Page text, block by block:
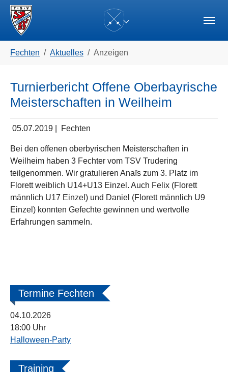
Skip to main navigation
Zum Hauptinhalt springen
Skip to page footer
Fechten Aktuelles Anzeigen
Turnierbericht Offene Oberbayrische
Meisterschaften in Weilheim
05.07.2019 Fechten
Bei den offenen oberbyrischen Meisterschaften in
Weilheim haben 3 Fechter vom TSV Trudering
teilgenommen. Wir gratulieren Anaïs zum 3. Platz im
Florett weiblich U14+U13 Einzel. Auch Felix (Florett
männlich U17 Einzel) und Daniel (Florett männlich U9
Einzel) konnten Gefechte gewinnen und wertvolle
Erfahrungen sammeln.
Termine Fechten
04.10.2026
18:00 Uhr
Halloween-Party
Training